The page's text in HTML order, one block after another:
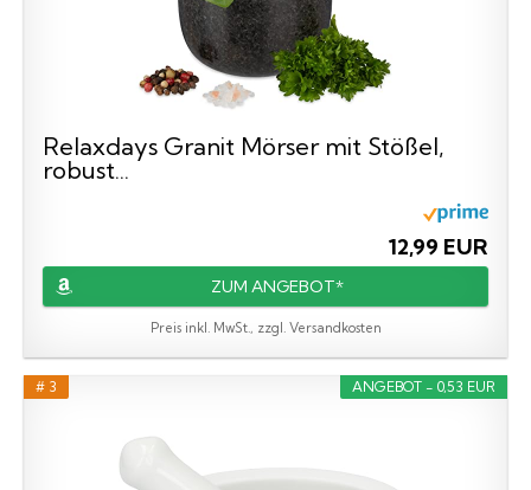
Relaxdays Granit Mörser mit Stößel,
robust...
12,99 EUR
ZUM ANGEBOT*
Preis inkl. MwSt., zzgl. Versandkosten
ANGEBOT - 0,53 EUR
# 3